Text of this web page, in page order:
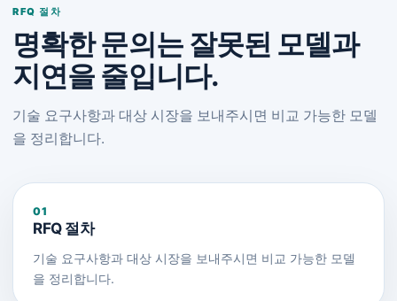
RFQ 절차
명확한 문의는 잘못된 모델과
지연을 줄입니다.
기술 요구사항과 대상 시장을 보내주시면 비교 가능한 모델
을 정리합니다.
01
RFQ 절차
기술 요구사항과 대상 시장을 보내주시면 비교 가능한 모델
을 정리합니다.